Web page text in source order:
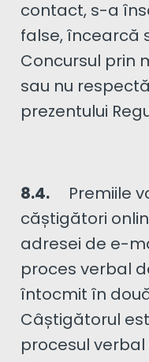
contact, s-a
false, încearcă
Concursul prin
sau nu
prezentului
8.4.
Premiile
căștigători
adresei de e-
proces verbal
întocmit în
Câștigătorul
procesul